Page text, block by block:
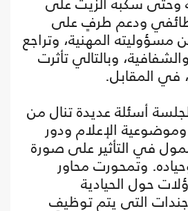
ودعم طرفٍ على
المهنية، وتراجع
وبالتالي تأثرت
في المقابل.
أسئلة عديدة تنال من
الإعلام ودور
في التأثير على صورة
وتمحورت محاور
حول الحيادية
التي يتم توظيف